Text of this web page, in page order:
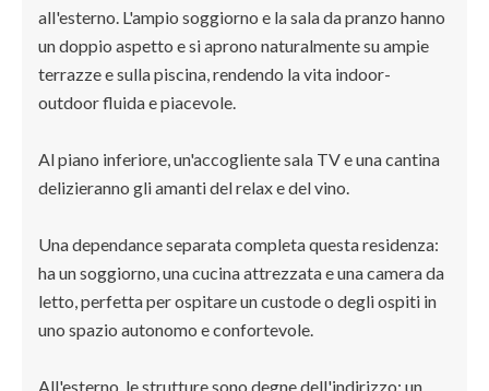
all'esterno. L'ampio soggiorno e la sala da pranzo hanno
un doppio aspetto e si aprono naturalmente su ampie
terrazze e sulla piscina, rendendo la vita indoor-
outdoor fluida e piacevole.
Al piano inferiore, un'accogliente sala TV e una cantina
delizieranno gli amanti del relax e del vino.
Una dependance separata completa questa residenza:
ha un soggiorno, una cucina attrezzata e una camera da
letto, perfetta per ospitare un custode o degli ospiti in
uno spazio autonomo e confortevole.
All'esterno, le strutture sono degne dell'indirizzo: un